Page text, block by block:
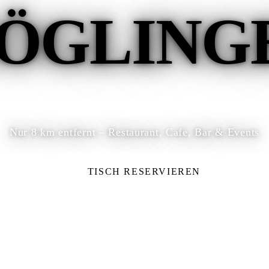
Nur 8 km entfernt – Restaurant, Cafe, Bar & Events
TISCH RESERVIEREN